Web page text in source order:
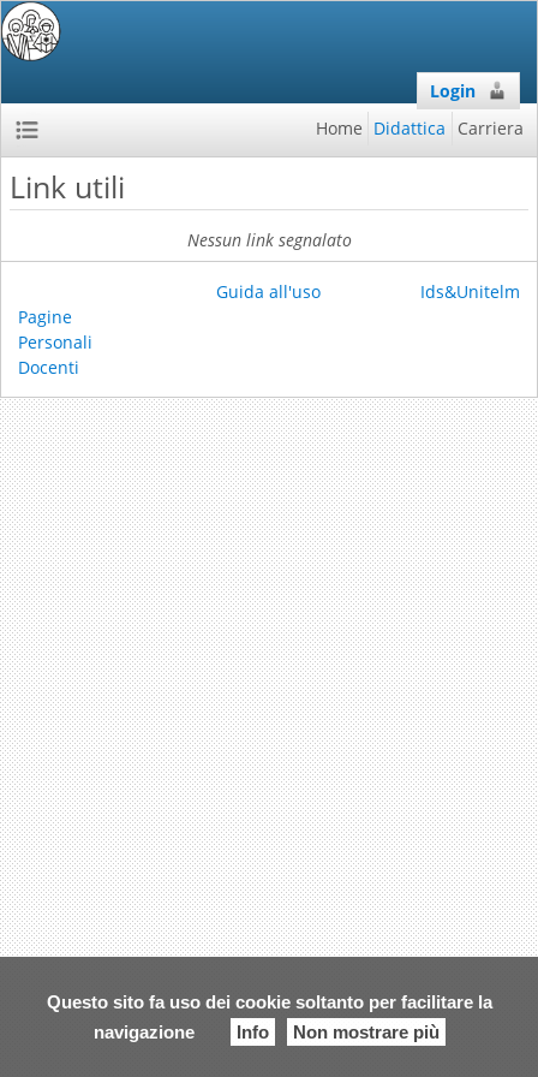
Questo sito fa uso dei cookie soltanto per facilitare la
navigazione
Info Non mostrare più
Login
Home Didattica Carriera
Link utili
Nessun link segnalato
Pagine
Personali
Docenti
Guida all'uso Ids&Unitelm